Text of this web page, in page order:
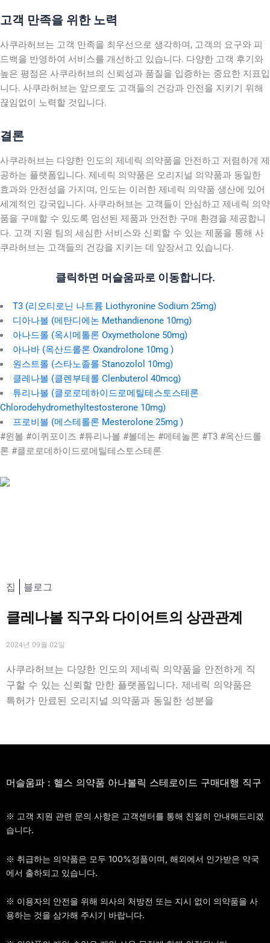
고객 만족을 위한 노력
사쿠라허브는 고객 만족을 최우선으로 생각하며, 고객의 요구와 피
드백을 반영하여 서비스를 개선하고 있습니다. 다양한 고객 후기와
높은 평점은 사쿠라허브의 신뢰성과 품질을 입증하는 중요한 지표입
니다. 사쿠라허브는 앞으로도 고객들의 건강과 안전을 지키기 위해
끊임없이 노력할 것입니다.
결론
사쿠라허브는 다양한 인도의 제네릭 의약품을 안전하고 저렴하게 제
공하는 플랫폼입니다. 제네릭 의약품은 오리지널 의약품과 동일한
효과와 안전성을 가지며, 인도는 이러한 제네릭 의약품 생산에 있어
세계적인 강국입니다. 사쿠라허브는 고객들이 안심하고 제네릭 의약
품을 구매할 수 있도록 엄선된 제품과 안전한 구매 환경을 제공합니
다. 고객 지원 팀의 세심한 서비스와 신뢰할 수 있는 제품을 통해 사
쿠라허브는 고객들의 건강을 지키는 데 앞장서고 있습니다.
클릭하면 머슬움파로 이동합니다.
T3 (리오티로닌 나트륨 Liothyronine Sodium 25mg)
디아나볼 (메탄디에논 Methandienone 10mg)
아나드롤 (옥시메톨론 Oxymetholone 50mg)
아나바 (옥산드롤론 Oxandrolone 10mg )
원스트롤 (스타노졸롤 Stanozolol 10mg)
클레나볼 (클렌부테롤 Clenbuterol 40mcg)
튜리나볼 (클로로데하이드로메틸테스토스테론
Chlorodehydromethyltestosterone 10mg)
프로비볼 (메스테롤론 Mesterolone 25mg )
#윈볼 #이퀴포이즈 #튜리나볼 #볼데논 #메테놀론 #T3 #옥산드롤
론 #클로로데하이드로메틸테스토스테론
집 블로그
클레나볼 직구와 다이어트의 상관관계
2024년 09월 02일
사쿠라허브는 다양한 인도의 제네릭 의약품을 안전하게 직
구할 수 있는 신뢰할 만한 플랫폼입니다. 제네릭 의약품은
특허가 만료된 오리지널 의약품과 동일한 성분을
머슬움파 : 헬스 의약품 아나볼릭 스테로이드 구매대행 직구
※ 고객 지원 관련 문의 사항은 고객센터를 통해 친절히 안내해드리겠
습니다.
※ 취급하는 의약품은 모두 100%정품이며, 해외에서 인가받은 약국
에서 출하되고 있습니다.
※ 이용자의 안전을 위해 의사의 처방전 또는 지시 없이 의약품을 사
용하는 것을 삼가해 주시기 바랍니다.